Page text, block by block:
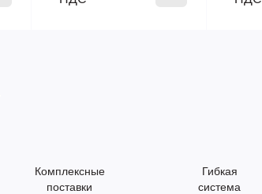
Комплексные
поставки
Гибкая
система